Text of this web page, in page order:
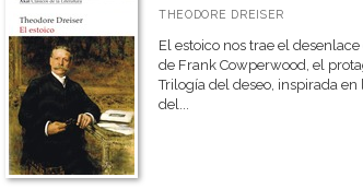
THEODORE DREISER
El estoico nos trae el
de Frank Cowperwood, el
Trilogía del deseo, inspirada en
del...